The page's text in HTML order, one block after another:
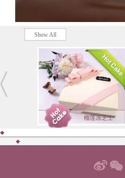
Show All
榴莲冻芝士